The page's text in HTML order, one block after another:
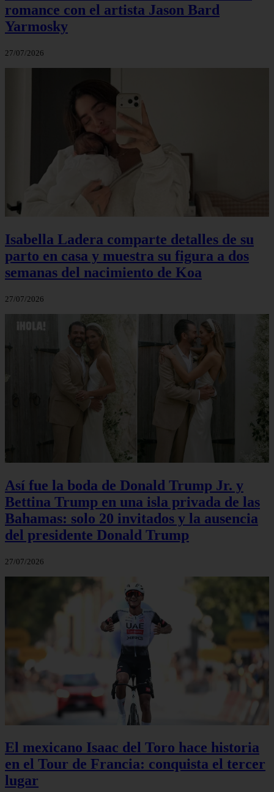
romance con el artista Jason Bard
Yarmosky
27/07/2026
Isabella Ladera comparte detalles de su
parto en casa y muestra su figura a dos
semanas del nacimiento de Koa
27/07/2026
Así fue la boda de Donald Trump Jr. y
Bettina Trump en una isla privada de las
Bahamas: solo 20 invitados y la ausencia
del presidente Donald Trump
27/07/2026
El mexicano Isaac del Toro hace historia
en el Tour de Francia: conquista el tercer
lugar